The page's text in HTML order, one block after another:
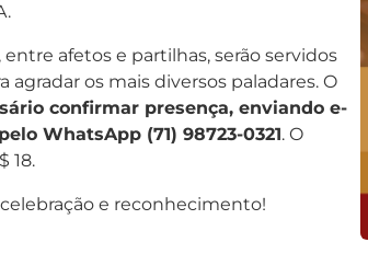
afetos e partilhas, serão servidos
os mais diversos paladares. O
confirmar presença, enviando e-
WhatsApp (71) 98723-0321. O
18.
e reconhecimento!